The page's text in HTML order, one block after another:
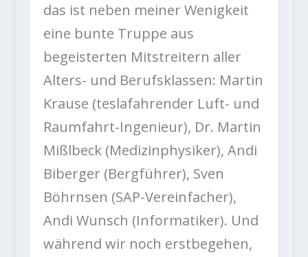
das ist neben meiner Wenigkeit
eine bunte Truppe aus
begeisterten Mitstreitern aller
Alters- und Berufsklassen: Martin
Krause (teslafahrender Luft- und
Raumfahrt-Ingenieur), Dr. Martin
Mißlbeck (Medizinphysiker), Andi
Biberger (Bergführer), Sven
Böhrnsen (SAP-Vereinfacher),
Andi Wunsch (Informatiker). Und
während wir noch erstbegehen,